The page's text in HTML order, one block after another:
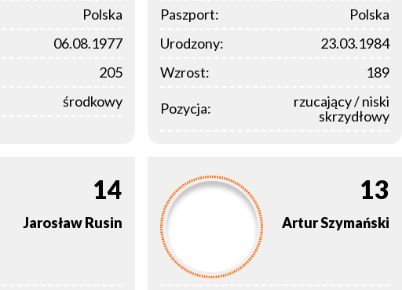
Polska
06.08.1977
205
środkowy
Paszport:
Polska
Urodzony:
23.03.1984
Wzrost:
189
Pozycja:
rzucający / niski
skrzydłowy
14
JarosławRusin
13
ArturSzymański